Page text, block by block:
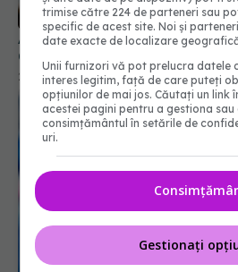
Anemia feriprivă, cauze,
Când poate pune viața în
28 noi 2022, 20:30
trimise către 224 de parteneri sau
specific de acest site. Noi și
date exacte de localizare
Unii furnizori vă pot prelucra datele
interes legitim, față de care puteți
opțiunilor de mai jos. Căutați un link
acestei pagini pentru a gestiona
consimțământul în setările de
uri.
Gestionați